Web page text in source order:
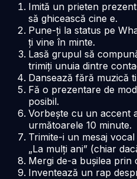
Imită un prieten
să ghicească cine e.
Pune-ți la status pe
ți vine în minte.
Lasă grupul să
trimiți unuia dintre
Dansează fără muzică
Fă o prezentare de
posibil.
Vorbește cu un accent
următoarele 10 minute.
Trimite-i un mesaj
„La mulți ani” (chiar
Mergi de-a bușilea prin
Inventează un rap